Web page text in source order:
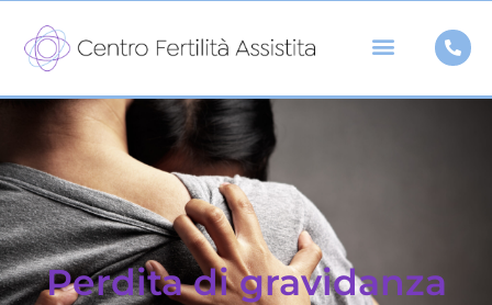
contenuto
Perdita di gravidanza